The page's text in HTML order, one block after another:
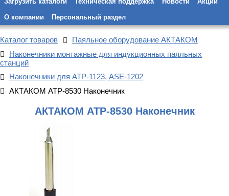
О компании Персональный раздел
Каталог товаров
Паяльное оборудование АКТАКОМ
Наконечники монтажные для индукционных паяльных
станций
Наконечники для АТР-1123, ASE-1202
АКТАКОМ АТР-8530 Наконечник
АКТАКОМ АТР-8530 Наконечник